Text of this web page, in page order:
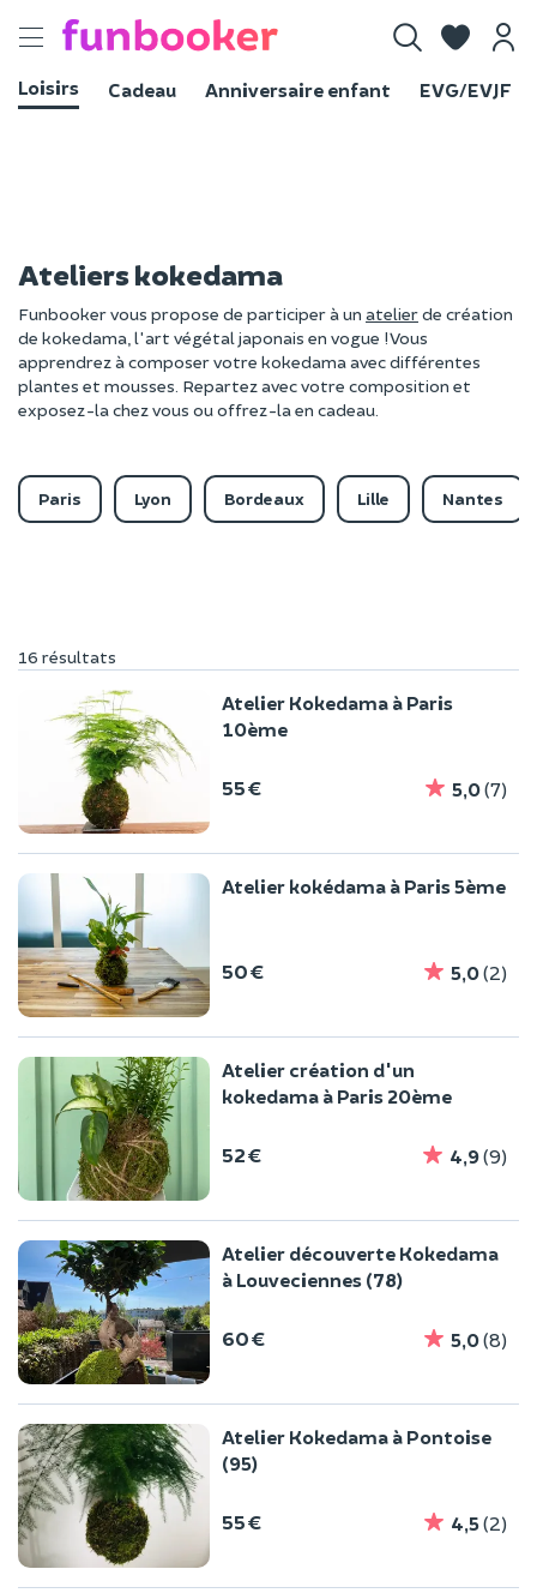
Toggle
Loisirs
Cadeau Anniversaire enfant EVG/EVJF
Ateliers kokedama
Funbooker vous propose de participer à un atelierde création
de kokedama, l'art végétal japonais en vogue ! Vous
apprendrez à composer votre kokedama avec différentes
plantes et mousses. Repartez avec votre composition et
exposez-la chez vous ou offrez-la en cadeau.
Paris Lyon Bordeaux Lille Nantes
16 résultats
Atelier Kokedama à Paris
10ème
55 € 5,0(7)
Atelier kokédama à Paris 5ème
50 € 5,0(2)
Atelier création d'un
kokedama à Paris 20ème
52 € 4,9(9)
Atelier découverte Kokedama
à Louveciennes (78)
60 € 5,0(8)
Atelier Kokedama à Pontoise
(95)
55 € 4,5(2)